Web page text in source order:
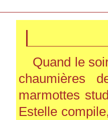
Quand le
chaumières
marmottes
Estelle